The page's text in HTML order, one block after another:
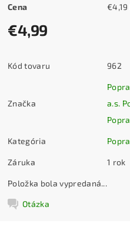
Cena
€4,99
Kód tovaru 962
Značka
a.s.
Kategória
Záruka 1 rok
Položka bola vypredaná...
Otázka